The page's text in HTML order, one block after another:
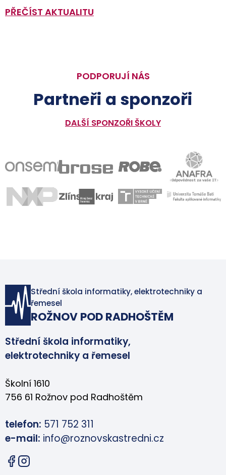
PŘEČÍST AKTUALITU
PODPORUJÍ NÁS
Partneři a sponzoři
DALŠÍ SPONZOŘI ŠKOLY
Střední škola informatiky, elektrotechniky a
řemesel
ROŽNOV POD RADHOŠTĚM
Střední škola informatiky,
elektrotechniky a řemesel
Školní 1610
756 61 Rožnov pod Radhoštěm
telefon: 571 752 311
e-mail: info@roznovskastredni.cz